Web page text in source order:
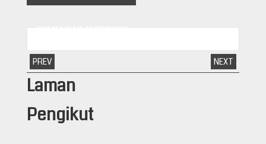
KOMENTAR FACEBOOK
PREV NEXT
Laman
Pengikut